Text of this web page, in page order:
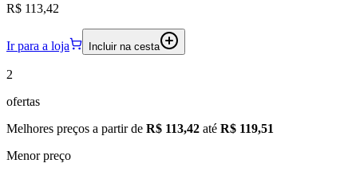
R$ 113,42
Ir para a loja Incluir na cesta
2
ofertas
Melhores preços a partir de R$ 113,42 até R$ 119,51
Menor preço